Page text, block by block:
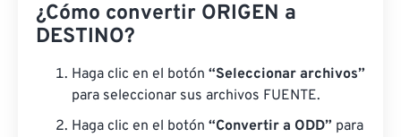
¿Cómo convertir ORIGEN a
DESTINO?
Haga clic en el botón “Seleccionar archivos”
para seleccionar sus archivos FUENTE.
Haga clic en el botón “Convertir a ODD” para